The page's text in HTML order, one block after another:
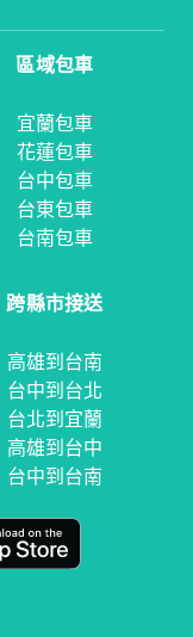
區域包車
宜蘭包車
花蓮包車
台中包車
台東包車
台南包車
跨縣市接送
高雄到台南
台中到台北
台北到宜蘭
高雄到台中
台中到台南